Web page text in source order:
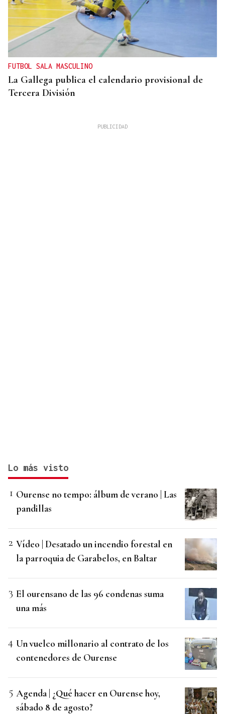
FUTBOL SALA MASCULINO
La Gallega publica el calendario provisional de
Tercera División
Lo más visto
Ourense no tempo: álbum de verano | Las
pandillas
Vídeo | Desatado un incendio forestal en
la parroquia de Garabelos, en Baltar
El ourensano de las 96 condenas suma
una más
Un vuelco millonario al contrato de los
contenedores de Ourense
Agenda | ¿Qué hacer en Ourense hoy,
sábado 8 de agosto?